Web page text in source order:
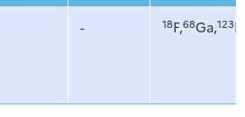
- 18F,68Ga,123I,